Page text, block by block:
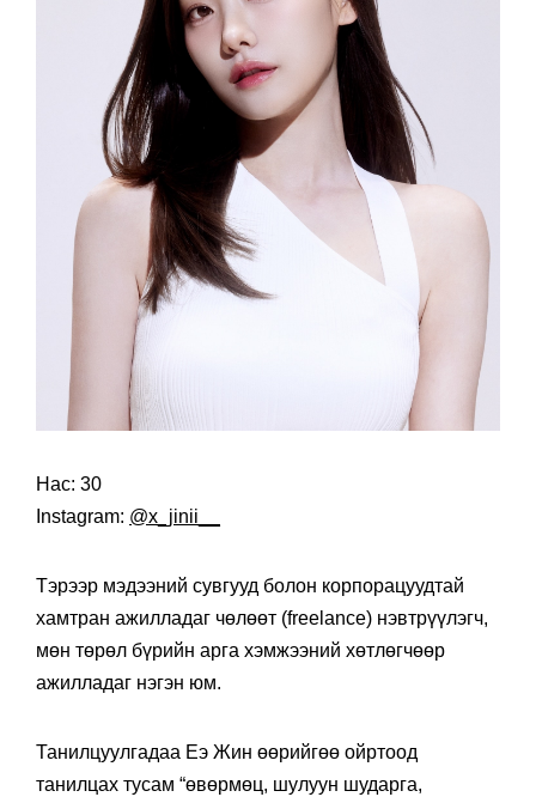
Нас: 30
Instagram: @x_jinii__
Тэрээр мэдээний сувгууд болон корпорацуудтай
хамтран ажилладаг чөлөөт (freelance) нэвтрүүлэгч,
мөн төрөл бүрийн арга хэмжээний хөтлөгчөөр
ажилладаг нэгэн юм.
Танилцуулгадаа Еэ Жин өөрийгөө ойртоод
танилцах тусам “өвөрмөц, шулуун шударга,